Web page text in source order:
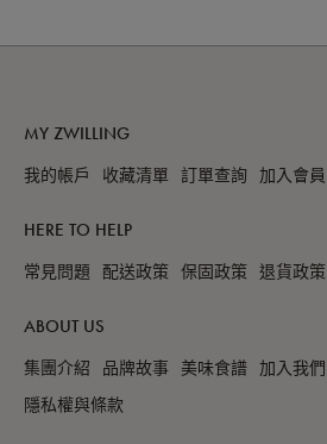
MY ZWILLING
我的帳戶 收藏清單 訂單查詢 加入會員
HERE TO HELP
常見問題 配送政策 保固政策 退貨政策
ABOUT US
集團介紹 品牌故事 美味食譜 加入我們
隱私權與條款